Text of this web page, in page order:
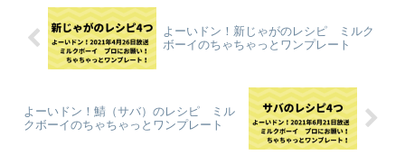
よーいドン！新じゃがのレシピ ミルク
ボーイのちゃちゃっとワンプレート
よーいドン！鯖（サバ）のレシピ ミル
クボーイのちゃちゃっとワンプレート